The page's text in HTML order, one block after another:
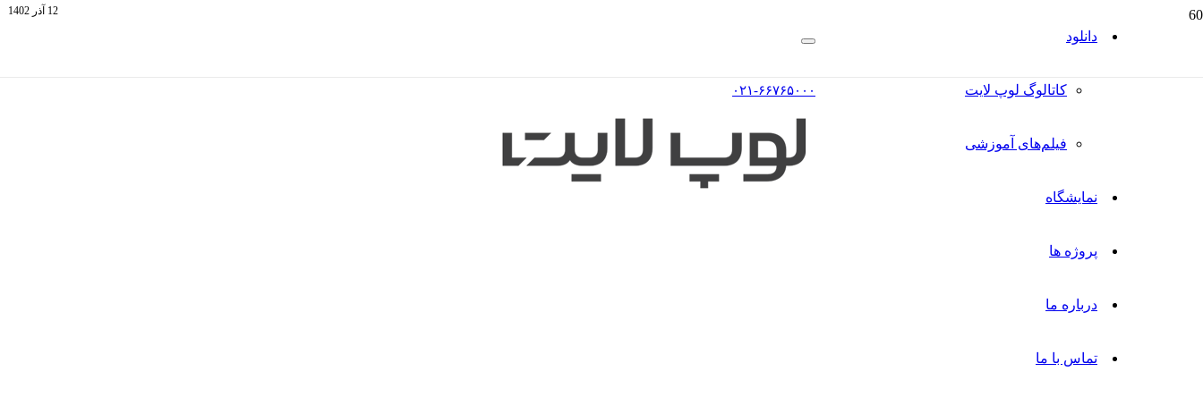
دانلود
کاتالوگ‌ لوپ لایت
فیلم‌های آموزشی
نمایشگاه
پروژه ها
درباره ما
تماس با ما
۰۲۱-۶۶۷۶۵۰۰۰
12 آذر 1402